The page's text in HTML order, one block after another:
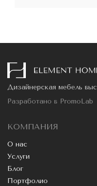
Дизайнерская мебель
Разработано в PromoLab
КОМПАНИЯ
О нас
Услуги
Блог
Портфолио